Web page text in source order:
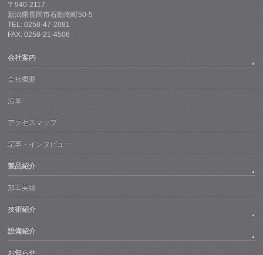
〒940-2117
新潟県長岡市石動南町50-5
TEL: 0258-47-2081
FAX: 0258-21-4506
会社案内
会社概要
沿革
アクセスマップ
記事・インタビュー
製品紹介
加工実績
技術紹介
設備紹介
お知らせ